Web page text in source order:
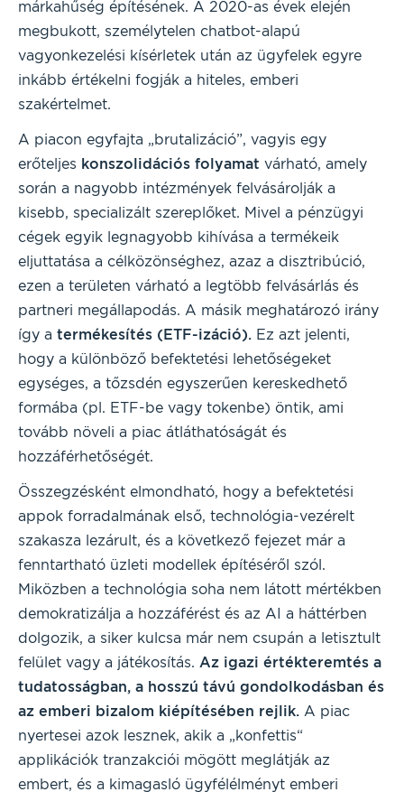
márkahűség építésének. A 2020-as évek elején
megbukott, személytelen chatbot-alapú
vagyonkezelési kísérletek után az ügyfelek egyre
inkább értékelni fogják a hiteles, emberi
szakértelmet.
A piacon egyfajta „brutalizáció”, vagyis egy
erőteljes konszolidációs folyamat várható, amely
során a nagyobb intézmények felvásárolják a
kisebb, specializált szereplőket. Mivel a pénzügyi
cégek egyik legnagyobb kihívása a termékeik
eljuttatása a célközönséghez, azaz a disztribúció,
ezen a területen várható a legtöbb felvásárlás és
partneri megállapodás. A másik meghatározó irány
így a termékesítés (ETF-izáció). Ez azt jelenti,
hogy a különböző befektetési lehetőségeket
egységes, a tőzsdén egyszerűen kereskedhető
formába (pl. ETF-be vagy tokenbe) öntik, ami
tovább növeli a piac átláthatóságát és
hozzáférhetőségét.
Összegzésként elmondható, hogy a befektetési
appok forradalmának első, technológia-vezérelt
szakasza lezárult, és a következő fejezet már a
fenntartható üzleti modellek építéséről szól.
Miközben a technológia soha nem látott mértékben
demokratizálja a hozzáférést és az AI a háttérben
dolgozik, a siker kulcsa már nem csupán a letisztult
felület vagy a játékosítás. Az igazi értékteremtés a
tudatosságban, a hosszú távú gondolkodásban és
az emberi bizalom kiépítésében rejlik. A piac
nyertesei azok lesznek, akik a „konfettis“
applikációk tranzakciói mögött meglátják az
embert, és a kimagasló ügyfélélményt emberi